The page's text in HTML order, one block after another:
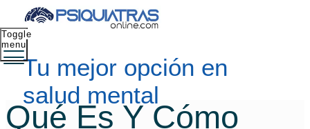
Tu mejor opción en
salud mental
Toggle
menu
Qué Es Y Cómo